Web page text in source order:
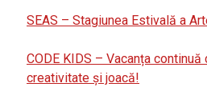
SEAS – Stagiunea Estivală a
CODE KIDS – Vacanța
creativitate și joacă!